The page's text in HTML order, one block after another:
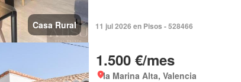
Casa Rural 11 jul 2026 en Pisos - 528466
1.500 €/mes
la Marina Alta, Valencia